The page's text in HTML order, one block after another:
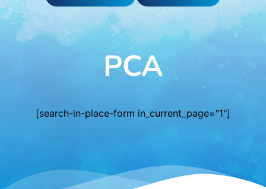
PCA
[search-in-place-form in_current_page="1"]